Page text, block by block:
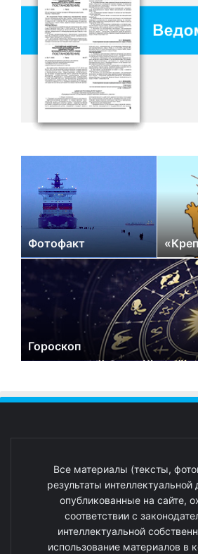
Фотофакт
Гороскоп
Все материалы (тексты,
результаты интеллектуальной
опубликованные на сайте,
соответствии с
интеллектуальной
использование материалов в